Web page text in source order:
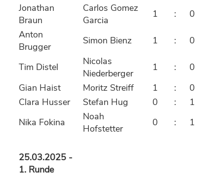
Jonathan
Braun
Carlos Gomez
Garcia
1 :
0
Anton
Brugger
Simon Bienz 1 : 0
Tim Distel
Nicolas
Niederberger
1 :
0
Gian Haist
Moritz Streiff 1 :
0
Clara Husser
Stefan Hug 0 :
1
Nika Fokina
Noah
Hofstetter
0 : 1
25.03.2025 -
1. Runde